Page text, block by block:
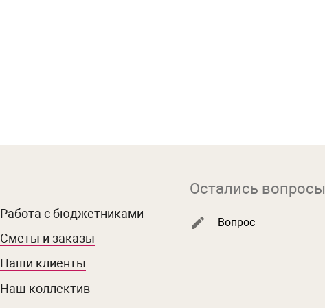
Работа с бюджетниками
Сметы и заказы
Наши клиенты
Наш коллектив
Остались
Вопрос